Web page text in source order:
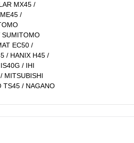
MX45 /
/
SUMITOMO
EC50 /
/ HANIX H45 /
/ IHI
MITSUBISHI
TS45 / NAGANO